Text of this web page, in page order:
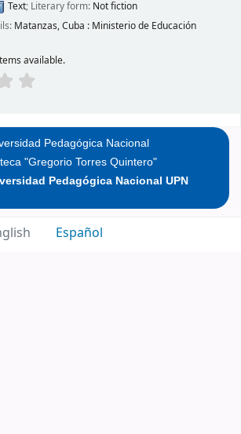
Text; Literary form: Not fiction
Matanzas, Cuba : Ministerio de Educación
available.
Pedagógica Nacional
"Gregorio Torres Quintero"
Pedagógica Nacional UPN
Español